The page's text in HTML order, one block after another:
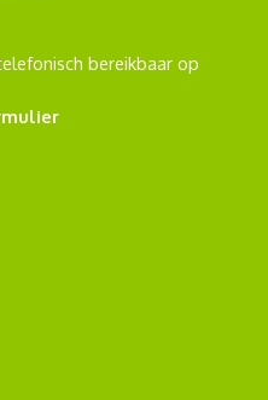
bereikbaar op